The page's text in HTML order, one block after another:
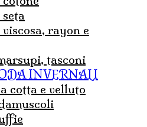
seta
tasconi
INVERNALI
cotta e velluto